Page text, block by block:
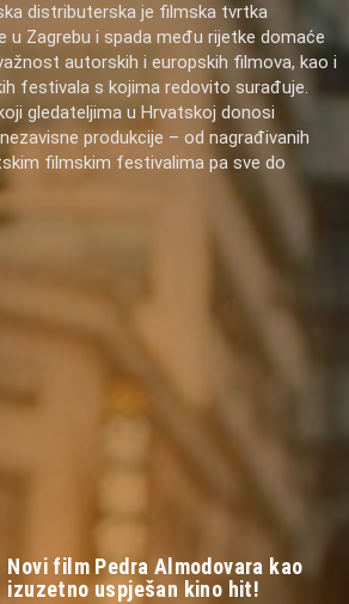
distributerska je filmska tvrtka
u Zagrebu i spada među rijetke domaće
autorskih i europskih filmova, kao i
festivala s kojima redovito surađuje.
gledateljima u Hrvatskoj donosi
produkcije – od nagrađivanih
filmskim festivalima pa sve do
Novi film Pedra Almodovara kao
izuzetno uspješan kino hit!